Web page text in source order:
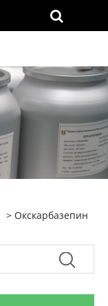
> Окскарбазепин